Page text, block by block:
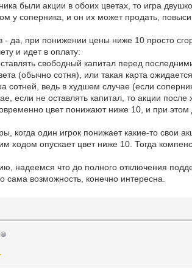
были акции в обоих цветах, то игра
у соперника, и он их может продать,
- да, при понижении цены ниже 10 просто
и идет в оплату:
свободный капитал перед
(обычно сотня), или такая карта
сотней, ведь в худшем случае (если
если не оставлять капитал, то акции после
цвет понижают ниже 10, и при
когда один игрок понижает какие-то свои
ходом опускает цвет ниже 10. Тогда
надеемся что до полного отключения
сама возможность, конечно интересна.